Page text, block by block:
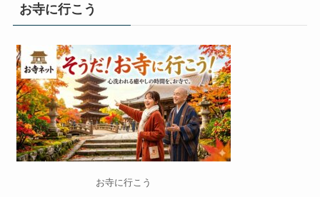
お寺に行こう
お寺に行こう